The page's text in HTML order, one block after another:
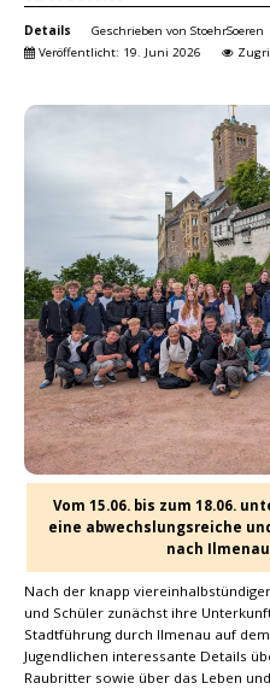
Details Geschrieben von StoehrSoeren
Veröffentlicht: 19. Juni 2026
Vom 15.06. bis zum 18.06.
eine abwechslungsreiche
nach
Nach der knapp
und Schüler zunächst ihre
Stadtführung durch Ilmenau auf
Jugendlichen interessante Details
Raubritter sowie über das Leben